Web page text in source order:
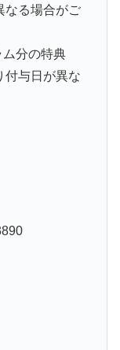
なる場合がご
分の特典
付与日が異な